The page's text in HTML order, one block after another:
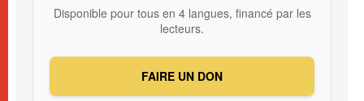
Disponible pour tous en 4 langues, financé par les
lecteurs.
FAIRE UN DON